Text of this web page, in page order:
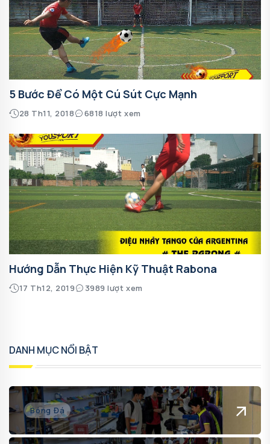
5 Bước Để Có Một Cú Sút Cực Mạnh
28 Th11, 2018 6818 lượt xem
Hướng Dẫn Thực Hiện Kỹ Thuật Rabona
17 Th12, 2019 3989 lượt xem
DANH MỤC NỔI BẬT
Bóng Đá